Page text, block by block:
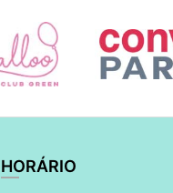
HORÁRIO